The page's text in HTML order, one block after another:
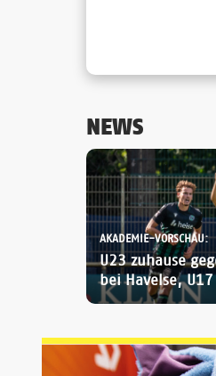
NEWS
AKADEMIE-VORSCHAU:
U23 zuhause
bei Havelse,